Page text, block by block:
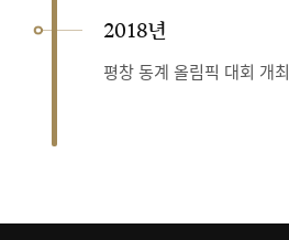
2018년
평창 동계 올림픽 대회 개최